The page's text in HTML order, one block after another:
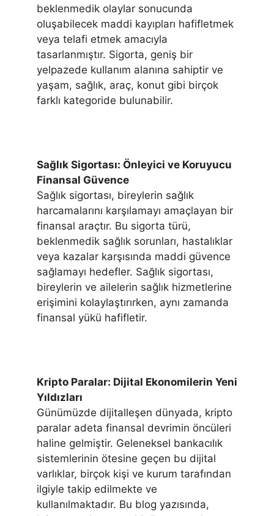
beklenmedik olaylar sonucunda
oluşabilecek maddi kayıpları hafifletmek
veya telafi etmek amacıyla
tasarlanmıştır. Sigorta, geniş bir
yelpazede kullanım alanına sahiptir ve
yaşam, sağlık, araç, konut gibi birçok
farklı kategoride bulunabilir.
Sağlık Sigortası: Önleyici ve Koruyucu
Finansal Güvence
Sağlık sigortası, bireylerin sağlık
harcamalarını karşılamayı amaçlayan bir
finansal araçtır. Bu sigorta türü,
beklenmedik sağlık sorunları, hastalıklar
veya kazalar karşısında maddi güvence
sağlamayı hedefler. Sağlık sigortası,
bireylerin ve ailelerin sağlık hizmetlerine
erişimini kolaylaştırırken, aynı zamanda
finansal yükü hafifletir.
Kripto Paralar: Dijital Ekonomilerin Yeni
Yıldızları
Günümüzde dijitalleşen dünyada, kripto
paralar adeta finansal devrimin öncüleri
haline gelmiştir. Geleneksel bankacılık
sistemlerinin ötesine geçen bu dijital
varlıklar, birçok kişi ve kurum tarafından
ilgiyle takip edilmekte ve
kullanılmaktadır. Bu blog yazısında,